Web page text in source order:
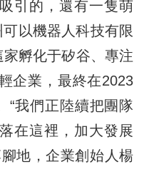
的，還有一隻萌
以機器人科技有限
孵化于矽谷、專注
企業，最終在2023
“我們正陸續把團隊
在這裡，加大發展
地，企業創始人楊